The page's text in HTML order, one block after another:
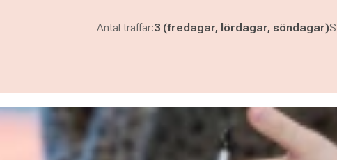
Antal träffar:3 (fredagar, lördagar, söndagar)